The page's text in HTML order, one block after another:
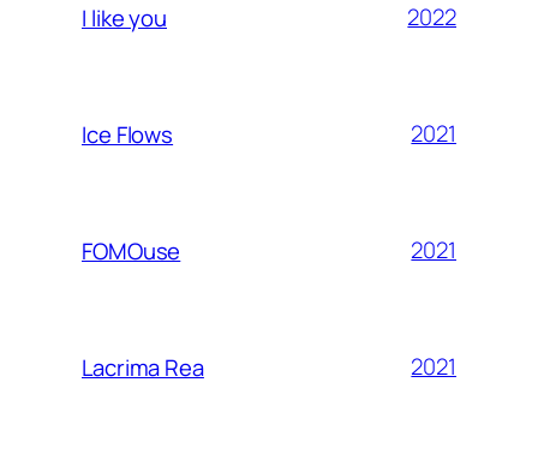
I like you 2022
Ice Flows 2021
FOMOuse 2021
Lacrima Rea 2021